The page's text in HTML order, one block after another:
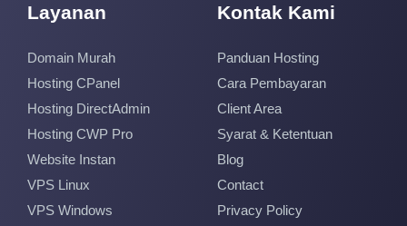
Layanan
Domain Murah
Hosting CPanel
Hosting DirectAdmin
Hosting CWP Pro
Website Instan
VPS Linux
VPS Windows
Kontak Kami
Panduan Hosting
Cara Pembayaran
Client Area
Syarat & Ketentuan
Blog
Contact
Privacy Policy